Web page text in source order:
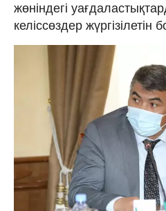
жөніндегі
келіссөздер жүргізілетін